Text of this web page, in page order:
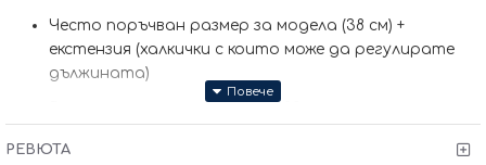
Често поръчван размер за модела (38 см) +
екстензия (халкички с които може да регулирате
дължината)
Тегло: 1.90гр за размер 40+2см
РЕВЮТА